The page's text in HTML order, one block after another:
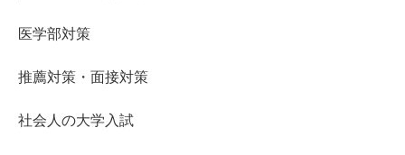
医学部対策
推薦対策・面接対策
社会人の大学入試